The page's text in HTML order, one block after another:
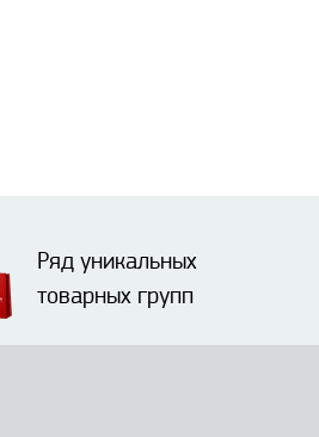
Ряд уникальных
товарных групп